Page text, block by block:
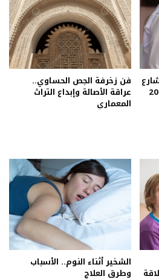
فن زخرفة الجص الحساوي..
عراقة الأصالة وإبداع التراث
المعماري
الشخير أثناء النوم.. الأسباب
وطرق العلاج